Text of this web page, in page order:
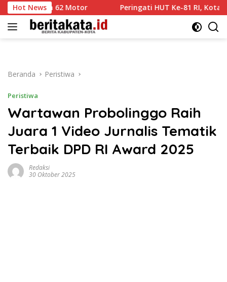
Langsung
ke
konten
Hot News
62 Motor Peringati HUT Ke-81 RI, Kota Malang
Beranda Peristiwa
Peristiwa
Wartawan Probolinggo Raih
Juara 1 Video Jurnalis Tematik
Terbaik DPD RI Award 2025
Redaksi
30 Oktober 2025